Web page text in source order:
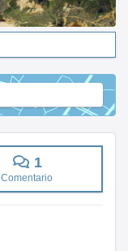
1
Comentario